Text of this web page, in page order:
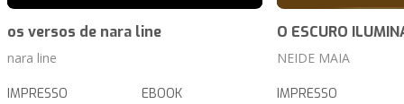
os versos de nara line
nara line
IMPRESSO EBOOK
O ESCURO
NEIDE MAIA
IMPRESSO